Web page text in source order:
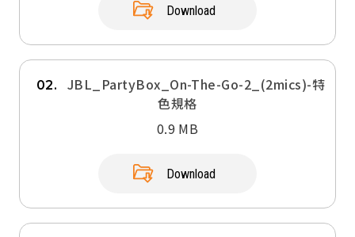
Download
02.
JBL_PartyBox_On-The-Go-2_(2mics)-特
色規格
0.9 MB
Download